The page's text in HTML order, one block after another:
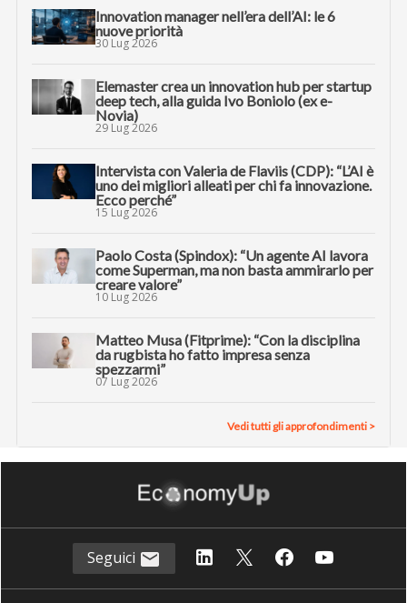
Innovation manager nell’era dell’AI: le 6
nuove priorità
30 Lug 2026
Elemaster crea un innovation hub per startup
deep tech, alla guida Ivo Boniolo (ex e-
Novia)
29 Lug 2026
Intervista con Valeria de Flaviis (CDP): “L’AI è
uno dei migliori alleati per chi fa innovazione.
Ecco perché”
15 Lug 2026
Paolo Costa (Spindox): “Un agente AI lavora
come Superman, ma non basta ammirarlo per
creare valore”
10 Lug 2026
Matteo Musa (Fitprime): “Con la disciplina
da rugbista ho fatto impresa senza
spezzarmi”
07 Lug 2026
Vedi tutti gli approfondimenti >
Seguici